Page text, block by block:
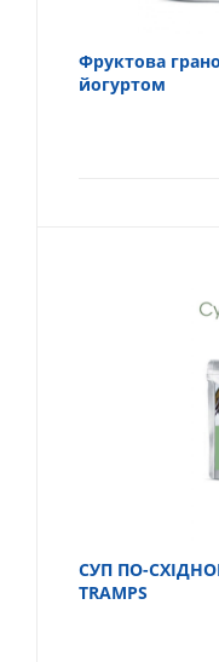
Фруктова
йогуртом
СУП ПО-
TRAMPS